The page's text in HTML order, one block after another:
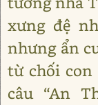
xưng đệ
nhưng ẩn
từ chối con
câu “An